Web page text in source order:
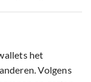
het
Volgens